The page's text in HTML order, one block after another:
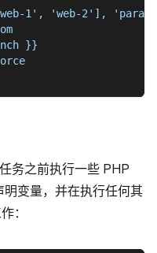
1', 'web-2'],
}}
务之前执行一些 PHP
明变量，并在执行任何其
：